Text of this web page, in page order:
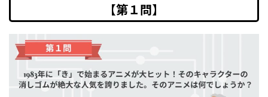
【第１問】